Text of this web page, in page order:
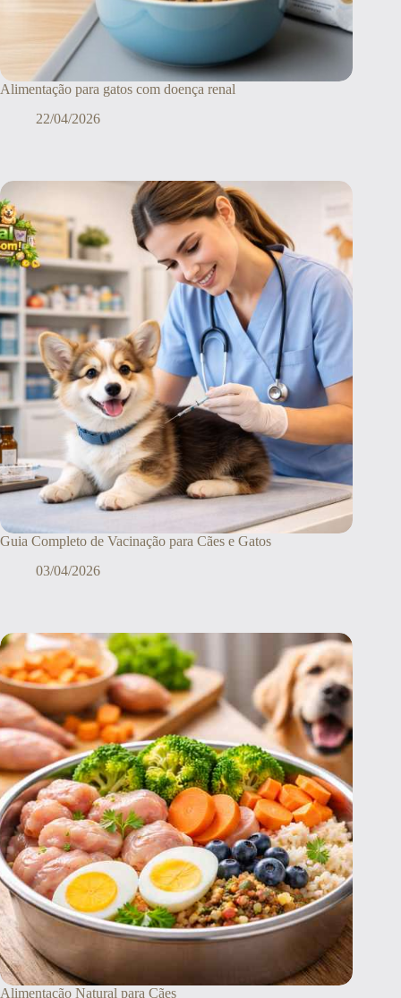
Alimentação para gatos com doença renal
22/04/2026
Guia Completo de Vacinação para Cães e Gatos
03/04/2026
Alimentação Natural para Cães